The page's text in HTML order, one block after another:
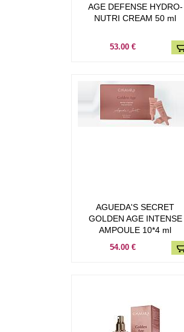
AGE DEFENSE HYDRO-
NUTRI CREAM 50 ml
53.00 €
AGUEDA'S SECRET
GOLDEN AGE INTENSE
AMPOULE 10*4 ml
54.00 €